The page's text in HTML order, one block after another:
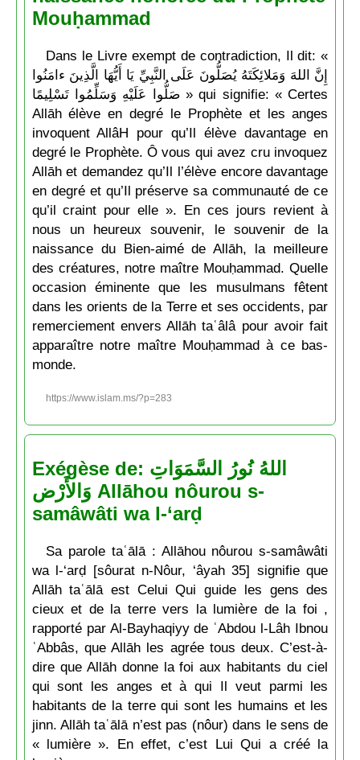
Mouḥammad
Dans le Livre exempt de contradiction, Il dit: «
إِنَّ اللهَ وَمَلائِكَتَهُ يُصَلُّونَ عَلَى النَّبِيِّ يَا أَيُّهَا الَّذِينَ ءامَنُوا
صَلُّوا عَلَيْهِ وَسَلِّمُوا تَسْلِيمًا » qui signifie: « Certes
Allāh élève en degré le Prophète et les anges
invoquent AllâH pour qu’Il élève davantage en
degré le Prophète. Ô vous qui avez cru invoquez
Allāh et demandez qu’Il l’élève encore davantage
en degré et qu’Il préserve sa communauté de ce
qu’il craint pour elle ». En ces jours revient à
nous un heureux souvenir, le souvenir de la
naissance du Bien-aimé de Allāh, la meilleure
des créatures, notre maître Mouḥammad. Quelle
occasion éminente que les musulmans fêtent
dans les orients de la Terre et ses occidents, par
remerciement envers Allāh taʿâlâ pour avoir fait
apparaître notre maître Mouḥammad à ce bas-
monde.
https://www.islam.ms/?p=283
Exégèse de: اللهُ نُورُ السَّمَوَاتِ
وَالأَرْض Allāhou nôurou s-
samâwâti wa l-‘arḍ
Sa parole taʿālā : Allāhou nôurou s-samâwâti
wa l-‘arḍ [sôurat n-Nôur, ‘âyah 35] signifie que
Allāh taʿālā est Celui Qui guide les gens des
cieux et de la terre vers la lumière de la foi ,
rapporté par Al-Bayhaqiyy de ʿAbdou l-Lâh Ibnou
ʿAbbâs, que Allāh les agrée tous deux. C’est-à-
dire que Allāh donne la foi aux habitants du ciel
qui sont les anges et à qui Il veut parmi les
habitants de la terre qui sont les humains et les
jinn. Allāh taʿālā n’est pas (nôur) dans le sens de
« lumière ». En effet, c’est Lui Qui a créé la